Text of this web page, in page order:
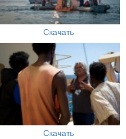
Скачать
Скачать